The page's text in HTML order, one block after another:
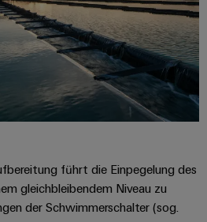
führt die Einpegelung des
gleichbleibendem Niveau zu
der Schwimmerschalter (sog.